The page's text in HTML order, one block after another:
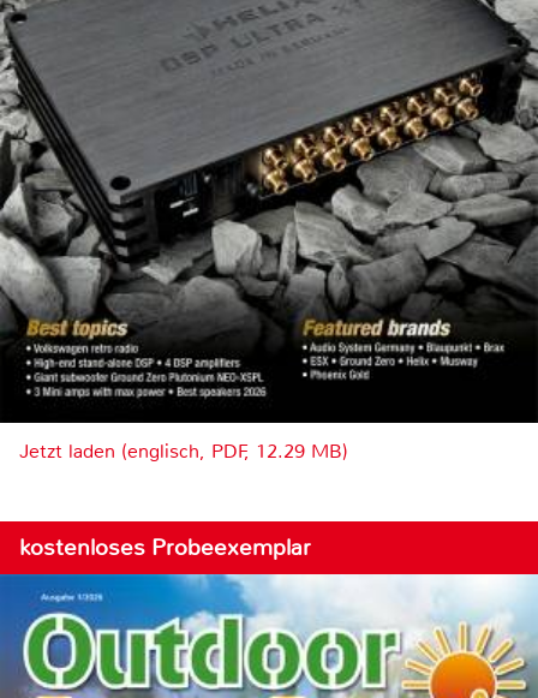
Jetzt laden (englisch, PDF, 12.29 MB)
kostenloses Probeexemplar